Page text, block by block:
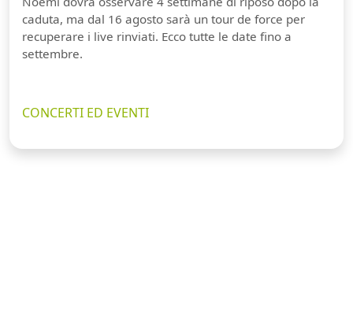
caduta, ma dal 16 agosto sarà un tour de force per
recuperare i live rinviati. Ecco tutte le date fino a
settembre.
CONCERTI ED EVENTI